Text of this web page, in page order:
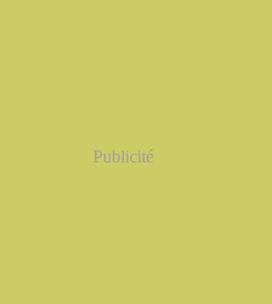
Publicité